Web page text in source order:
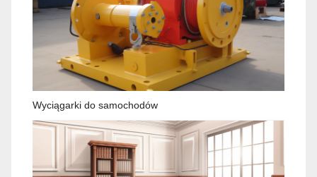
Wyciągarki do samochodów